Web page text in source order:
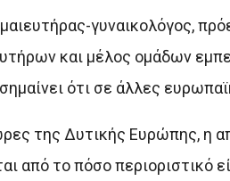
γυναικολόγος,
και μέλος ομάδων
ότι σε άλλες
της Δυτικής Ευρώπης, η
από το πόσο περιοριστικό